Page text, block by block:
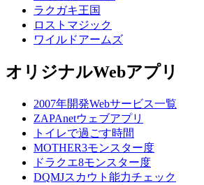
ラクガキ王国
ロストマジック
ワイルドアームズ
オリジナルWebアプリ
2007年開発Webサービス一覧
ZAPAnetウェブアプリ
トイレで過ごす時間
MOTHER3モンスター度
ドラクエ8モンスター度
DQMJスカウト能力チェック